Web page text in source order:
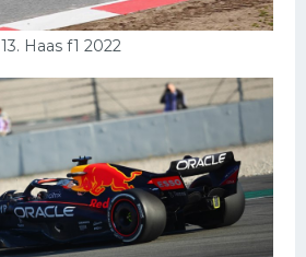
13. Haas f1 2022